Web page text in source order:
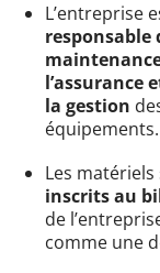
L’entreprise
responsable
l’assurance
la gestion
équipements.
Les
inscrits au
de
comme une